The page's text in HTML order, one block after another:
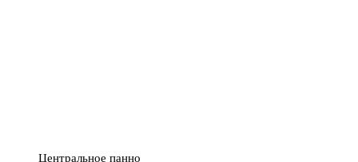
Центральное панно